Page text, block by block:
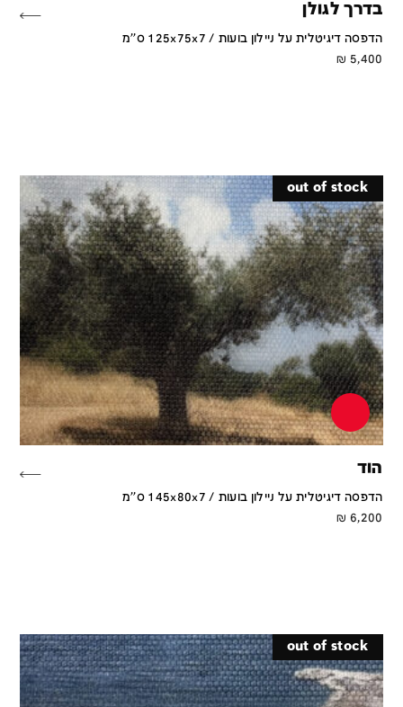
בדרך לגולן
הדפסה דיגיטלית על ניילון בועות / 125x75x7 ס''מ
5,400
₪
out of stock
הוד
הדפסה דיגיטלית על ניילון בועות / 145x80x7 ס''מ
6,200
₪
out of stock